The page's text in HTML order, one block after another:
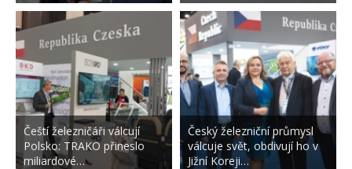
Čeští železničáři válcují
Polsko: TRAKO přineslo
miliardové…
Český železniční průmysl
válcuje svět, obdivují ho v
Jižní Koreji…